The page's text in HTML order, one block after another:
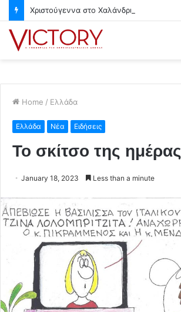
Home / Ελλάδα
Ελλάδα Νέα Ειδήσεις
Το σκίτσο της ημέρας
January 18, 2023 Less than a minute